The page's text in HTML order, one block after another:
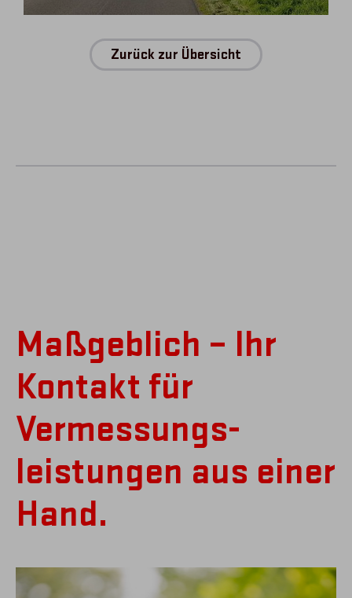
Zurück zur Übersicht
Maßgeblich – Ihr
Kontakt für
Vermessungs­
leistungen aus einer
Hand.